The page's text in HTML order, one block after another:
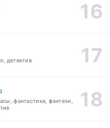
детектив
фантастика, фэнтези,